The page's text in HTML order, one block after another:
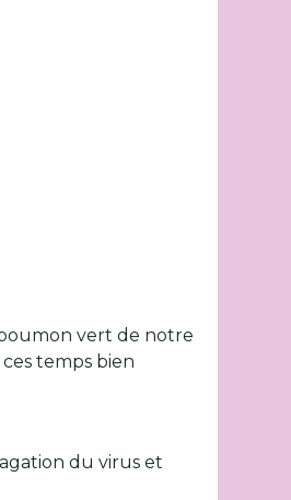
vert de notre
temps bien
du virus et